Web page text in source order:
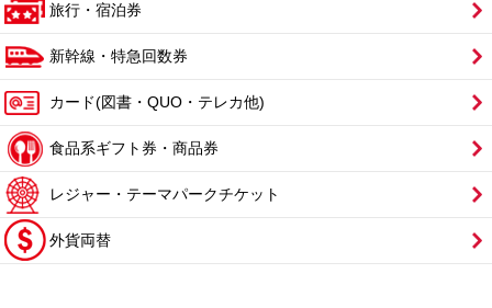
旅行・宿泊券
新幹線・特急回数券
カード(図書・QUO・テレカ他)
食品系ギフト券・商品券
レジャー・テーマパークチケット
外貨両替